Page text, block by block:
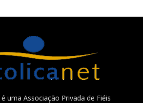
uma Associação Privada de Fiéis